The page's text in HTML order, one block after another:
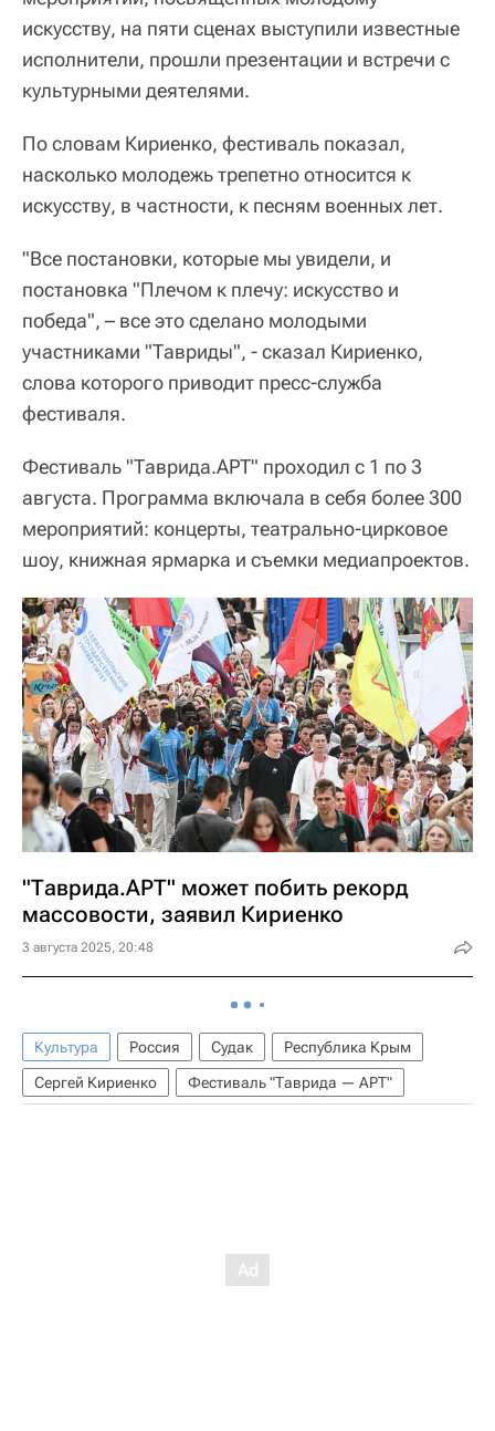
искусству, на пяти сценах выступили известные
исполнители, прошли презентации и встречи с
культурными деятелями.
По словам Кириенко, фестиваль показал,
насколько молодежь трепетно относится к
искусству, в частности, к песням военных лет.
"Все постановки, которые мы увидели, и
постановка "Плечом к плечу: искусство и
победа", – все это сделано молодыми
участниками "Тавриды", - сказал Кириенко,
слова которого приводит пресс-служба
фестиваля.
Фестиваль "Таврида.АРТ" проходил с 1 по 3
августа. Программа включала в себя более 300
мероприятий: концерты, театрально-цирковое
шоу, книжная ярмарка и съемки медиапроектов.
"Таврида.АРТ" может побить рекорд
массовости, заявил Кириенко
3 августа 2025, 20:48
Культура Россия Судак
Республика Крым
Сергей Кириенко
Фестиваль "Таврида — АРТ"